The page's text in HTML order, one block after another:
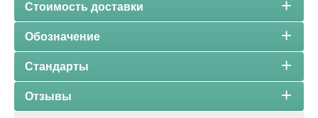
Стоимость доставки
Обозначение
Стандарты
Отзывы